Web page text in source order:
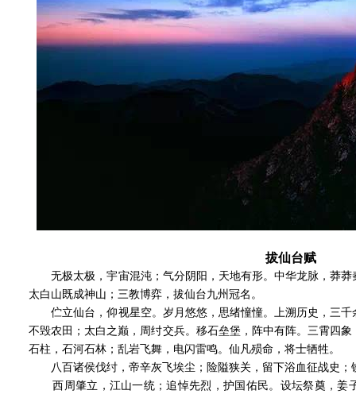
拔仙台赋
无极太极，宇宙混沌；气分阴阳，天地有形。中华龙脉，莽莽
太白山既成神山；三教博弈，拔仙台九州冠名。
伫立仙台，仰视星空。岁月悠悠，思绪憧憧。上溯历史，三千
不毁农田；太白之巅，周纣交兵。移石垒堡，阵中有阵。三霄四
石柱，石河石林；乱岩飞舞，电闪雷鸣。仙凡殒命，将士牺牲。
八百诸侯伐纣，帝辛灰飞埃尘；险隘狭关，留下浴血征战史；
西周肇立，江山一统；追悼先烈，护国佑民。设坛祭奠，姜